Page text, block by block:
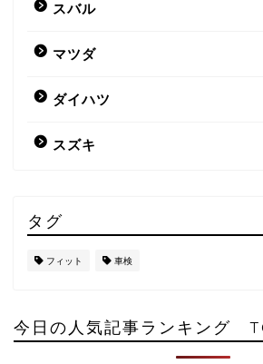
スバル
マツダ
ダイハツ
スズキ
タグ
フィット 車検
今日の人気記事ランキング